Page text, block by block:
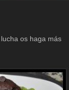
os haga más